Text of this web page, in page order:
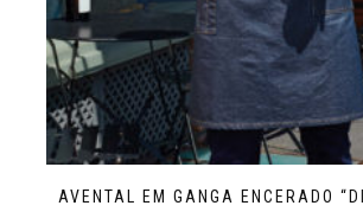
AVENTAL EM GANGA ENCERADO